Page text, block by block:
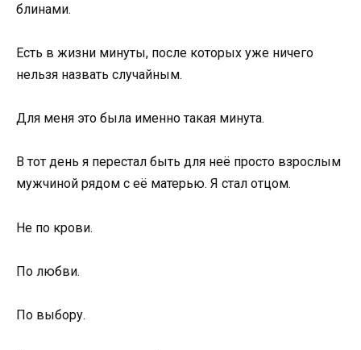
блинами.
Есть в жизни минуты, после которых уже ничего
нельзя назвать случайным.
Для меня это была именно такая минута.
В тот день я перестал быть для неё просто взрослым
мужчиной рядом с её матерью. Я стал отцом.
Не по крови.
По любви.
По выбору.